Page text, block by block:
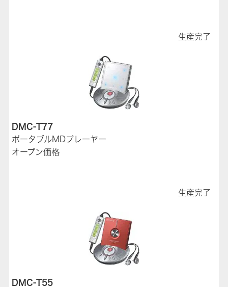
生産完了
DMC-T77
ポータブルMDプレーヤー
オープン価格
生産完了
DMC-T55